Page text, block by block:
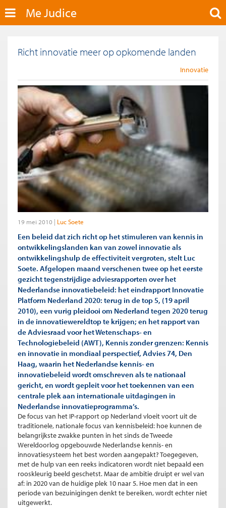
Me Judice
Richt innovatie meer op opkomende landen
Innovatie
19 mei 2010 Luc Soete
Een beleid dat zich richt op het stimuleren van kennis in
ontwikkelingslanden kan van zowel innovatie als
ontwikkelingshulp de effectiviteit vergroten, stelt Luc
Soete. Afgelopen maand verschenen twee op het eerste
gezicht tegenstrijdige adviesrapporten over het
Nederlandse innovatiebeleid: het eindrapport Innovatie
Platform Nederland 2020: terug in de top 5, (19 april
2010), een vurig pleidooi om Nederland tegen 2020 terug
in de innovatiewereldtop te krijgen; en het rapport van
de Adviesraad voor het Wetenschaps- en
Technologiebeleid (AWT), Kennis zonder grenzen: Kennis
en innovatie in mondiaal perspectief, Advies 74, Den
Haag, waarin het Nederlandse kennis- en
innovatiebeleid wordt omschreven als te nationaal
gericht, en wordt gepleit voor het toekennen van een
centrale plek aan internationale uitdagingen in
Nederlandse innovatieprogramma’s.
De focus van het IP-rapport op Nederland vloeit voort uit de
traditionele, nationale focus van kennisbeleid: hoe kunnen de
belangrijkste zwakke punten in het sinds de Tweede
Wereldoorlog opgebouwde Nederlandse kennis- en
innovatiesysteem het best worden aangepakt? Toegegeven,
met de hulp van een reeks indicatoren wordt niet bepaald een
rooskleurig beeld geschetst. Maar de ambitie druipt er wel van
af: in 2020 van de huidige plek 10 naar 5. Hoe men dat in een
periode van bezuinigingen denkt te bereiken, wordt echter niet
uitgewerkt.